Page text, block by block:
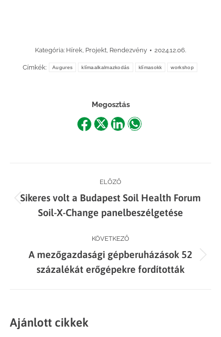
Kategória: Hírek, Projekt, Rendezvény 2024.12.06.
Címkék: Augures klímaalkalmazkodás klímasokk workshop
Megosztás
ShareShareShareShare
navigation
ELŐZŐ
Previous
post:
Sikeres volt a Budapest Soil Health Forum
Soil-X-Change panelbeszélgetése
KÖVETKEZŐ
Next
post:
A mezőgazdasági gépberuházások 52
százalékát erőgépekre fordították
Ajánlott cikkek